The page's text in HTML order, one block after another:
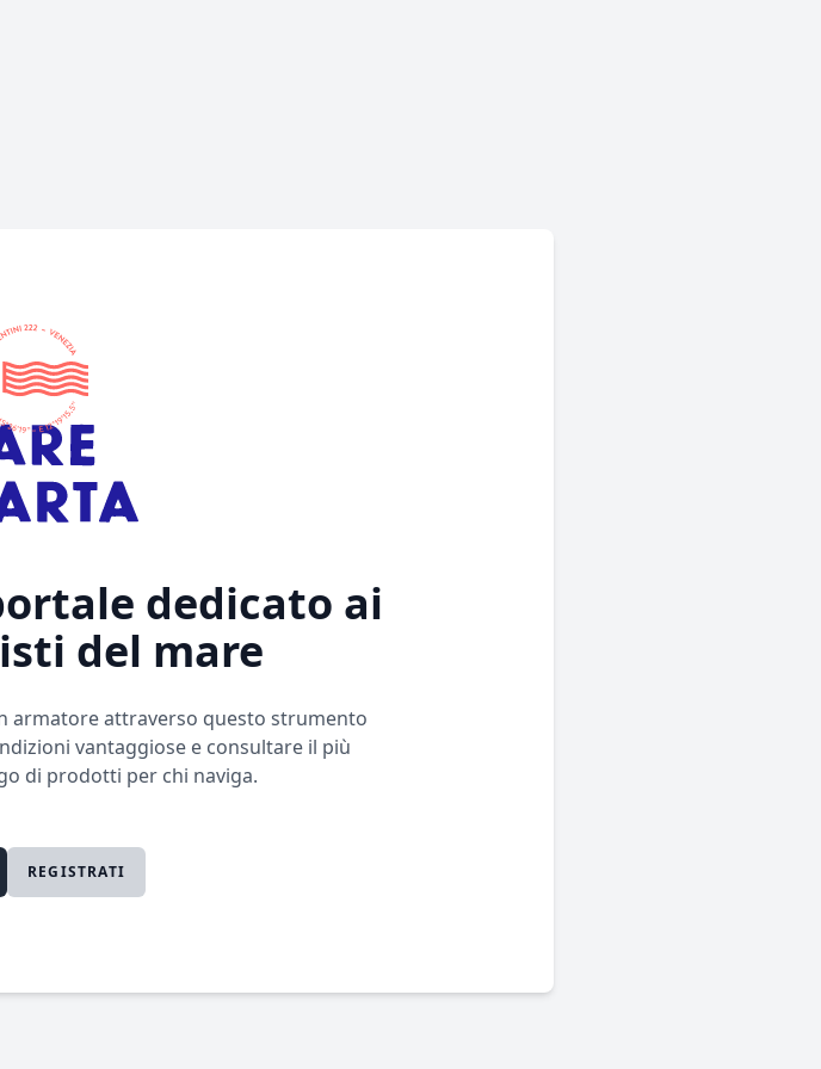
dedicato ai
del mare
armatore attraverso questo strumento
vantaggiose e consultare il più
di prodotti per chi naviga.
REGISTRATI